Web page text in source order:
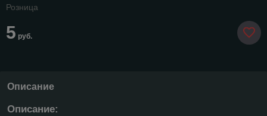
Розница
5 руб.
Описание
Описание: